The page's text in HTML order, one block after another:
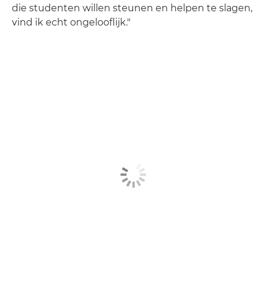
die studenten willen steunen en helpen te slagen,
vind ik echt ongelooflijk."